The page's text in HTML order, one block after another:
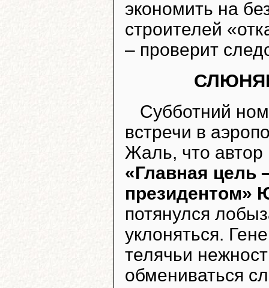
экономить на
строителей
– проверит
Субботний
встречи в
Жаль, что автор
«Главная цель
президентом»
потянулся
уклоняться.
телячьи
обмениваться